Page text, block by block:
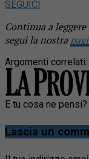
SEGUICI
Continua a
segui la nostra
Argomenti correlati:
E tu cosa ne pensi?
Lascia un